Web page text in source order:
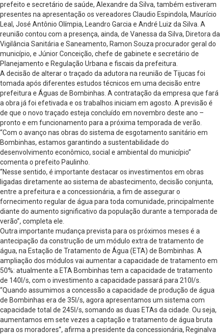
prefeito e secretário de saúde, Alexandre da Silva, também estiveram
presentes na apresentação os vereadores Claudio Espindola, Maurício
Leal, José Antônio Olímpia, Leandro Garcia e André Luiz da Silva. A
reunião contou com a presença, ainda, de Vanessa da Silva, Diretora da
Vigilância Sanitária e Saneamento, Ramon Souza procurador geral do
município, e Júnior Conceição, chefe de gabinete e secretário de
Planejamento e Regulação Urbana e fiscais da prefeitura.
A decisão de alterar o traçado da adutora na reunião de Tijucas foi
tomada após diferentes estudos técnicos em uma decisão entre
prefeitura e Águas de Bombinhas. A contratação da empresa que fará
a obra já foi efetivada e os trabalhos iniciam em agosto. A previsão é
de que o novo traçado esteja concluído em novembro deste ano –
pronto e em funcionamento para a próxima temporada de verão.
“Com o avanço nas obras do sistema de esgotamento sanitário em
Bombinhas, estamos garantindo a sustentabilidade do
desenvolvimento econômico, social e ambiental do município”
comenta o prefeito Paulinho.
“Nesse sentido, é importante destacar os investimentos em obras
ligadas diretamente ao sistema de abastecimento, decisão conjunta,
entre a prefeitura e a concessionária, a fim de assegurar o
fornecimento regular de água para toda comunidade, principalmente
diante do aumento significativo da população durante a temporada de
verão”, completa ele.
Outra importante mudança prevista para os próximos meses é a
antecipação da construção de um módulo extra de tratamento de
água, na Estação de Tratamento de Água (ETA) de Bombinhas. A
ampliação dos módulos vai aumentar a capacidade de tratamento em
50%: atualmente a ETA Bombinhas tem a capacidade de tratamento
de 140l/s, com o investimento a capacidade passará para 210l/s.
“Quando assumimos a concessão a capacidade de produção de água
de Bombinhas era de 35l/s, agora apresentamos um sistema com
capacidade total de 245l/s, somando as duas ETAs da cidade. Ou seja,
aumentamos em sete vezes a captação e tratamento de água bruta
para os moradores”, afirma a presidente da concessionária, Reginalva